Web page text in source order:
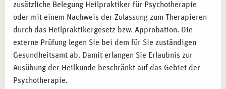
zusätzliche Belegung Heilpraktiker für Psychotherapie
oder mit einem Nachweis der Zulassung zum Therapieren
durch das Heilpraktikergesetz bzw. Approbation. Die
externe Prüfung legen Sie bei dem für Sie zuständigen
Gesundheitsamt ab. Damit erlangen Sie Erlaubnis zur
Ausübung der Heilkunde beschränkt auf das Gebiet der
Psychotherapie.